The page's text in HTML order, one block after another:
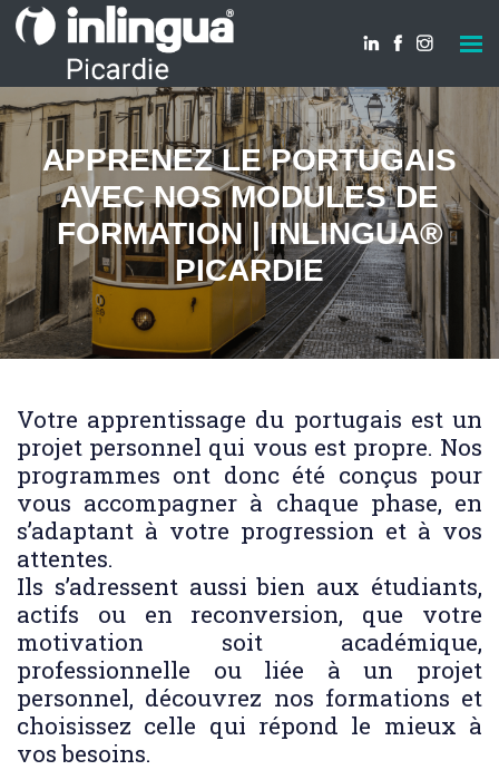
APPRENEZ LE PORTUGAIS
AVEC NOS MODULES DE
FORMATION | INLINGUA®
PICARDIE
Votre apprentissage du portugais est un
projet personnel qui vous est propre. Nos
programmes ont donc été conçus pour
vous accompagner à chaque phase, en
s’adaptant à votre progression et à vos
attentes.
Ils s’adressent aussi bien aux étudiants,
actifs ou en reconversion, que votre
motivation soit académique,
professionnelle ou liée à un projet
personnel, découvrez nos formations et
choisissez celle qui répond le mieux à
vos besoins.